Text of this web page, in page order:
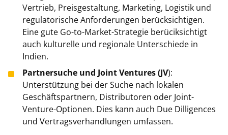
Vertrieb, Preisgestaltung, Marketing, Logistik und
regulatorische Anforderungen berücksichtigen.
Eine gute Go-to-Market-Strategie berüciksichtigt
auch kulturelle und regionale Unterschiede in
Indien.
Partnersuche und Joint Ventures (JV):
Unterstützung bei der Suche nach lokalen
Geschäftspartnern, Distributoren oder Joint-
Venture-Optionen. Dies kann auch Due Dilligences
und Vertragsverhandlungen umfassen.